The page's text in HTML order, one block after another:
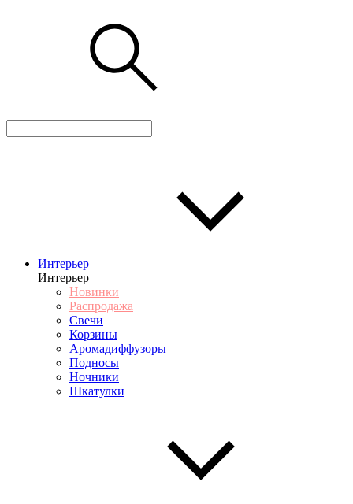
Интерьер
Интерьер
Новинки
Распродажа
Свечи
Корзины
Аромадиффузоры
Подносы
Ночники
Шкатулки